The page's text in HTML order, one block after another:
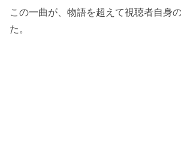
この一曲が、物語を超えて視聴者自身
た。